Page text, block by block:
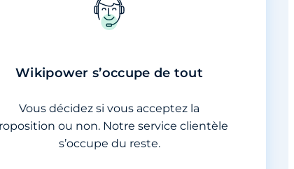
Wikipower s’occupe de tout
Vous décidez si vous acceptez la
ou non. Notre service clientèle
s’occupe du reste.